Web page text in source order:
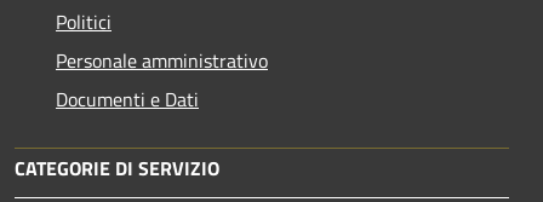
Politici
Personale amministrativo
Documenti e Dati
CATEGORIE DI SERVIZIO